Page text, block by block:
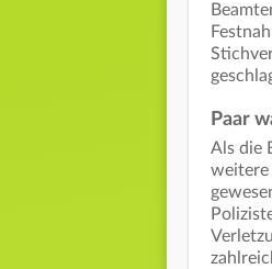
Paar
Als die
weitere